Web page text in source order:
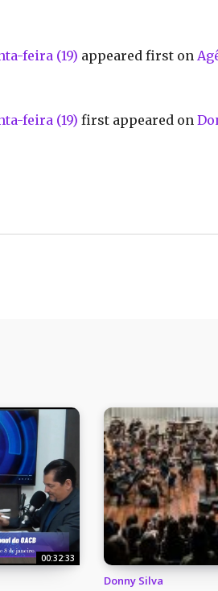
feira (19) appeared first on
feira (19) first appeared on
00:32:33
Donny Silva